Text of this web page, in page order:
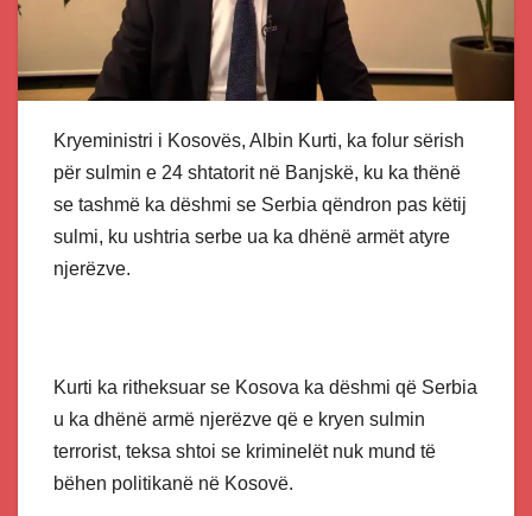
Kryeministri i Kosovës, Albin Kurti, ka folur sërish
për sulmin e 24 shtatorit në Banjskë, ku ka thënë
se tashmë ka dëshmi se Serbia qëndron pas këtij
sulmi, ku ushtria serbe ua ka dhënë armët atyre
njerëzve.
Kurti ka ritheksuar se Kosova ka dëshmi që Serbia
u ka dhënë armë njerëzve që e kryen sulmin
terrorist, teksa shtoi se kriminelët nuk mund të
bëhen politikanë në Kosovë.